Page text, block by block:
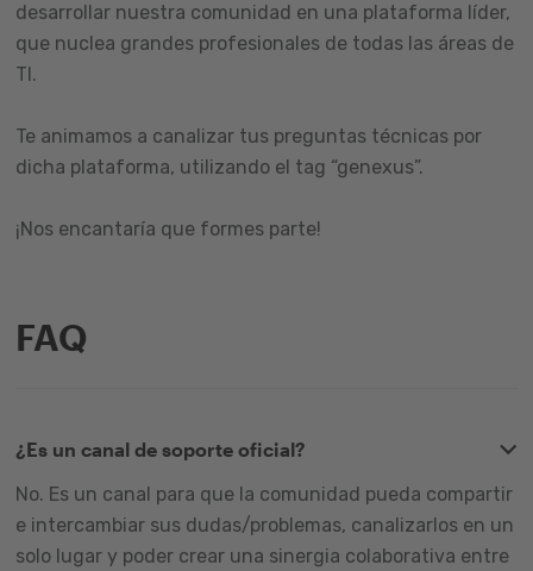
desarrollar nuestra comunidad en una plataforma líder,
que nuclea grandes profesionales de todas las áreas de
TI.
Te animamos a canalizar tus preguntas técnicas por
dicha plataforma, utilizando el tag “genexus”.
¡Nos encantaría que formes parte!
FAQ
¿Es un canal de soporte oficial?
No. Es un canal para que la comunidad pueda compartir
e intercambiar sus dudas/problemas, canalizarlos en un
solo lugar y poder crear una sinergia colaborativa entre